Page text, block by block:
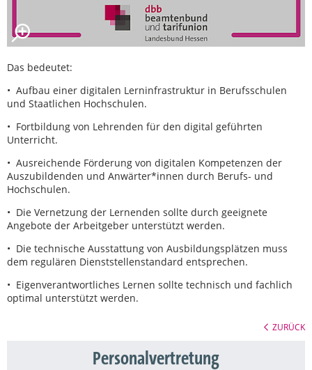
Das bedeutet:
• Aufbau einer digitalen Lerninfrastruktur in Berufsschulen
und Staatlichen Hochschulen.
• Fortbildung von Lehrenden für den digital geführten
Unterricht.
• Ausreichende Förderung von digitalen Kompetenzen der
Auszubildenden und Anwärter*innen durch Berufs- und
Hochschulen.
• Die Vernetzung der Lernenden sollte durch geeignete
Angebote der Arbeitgeber unterstützt werden.
• Die technische Ausstattung von Ausbildungsplätzen muss
dem regulären Dienststellenstandard entsprechen.
• Eigenverantwortliches Lernen sollte technisch und fachlich
optimal unterstützt werden.
ZURÜCK
Personalvertretung